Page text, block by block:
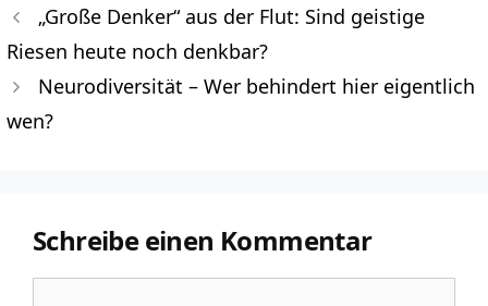
„Große Denker“ aus der Flut: Sind geistige
Riesen heute noch denkbar?
Neurodiversität – Wer behindert hier eigentlich
wen?
Schreibe einen Kommentar